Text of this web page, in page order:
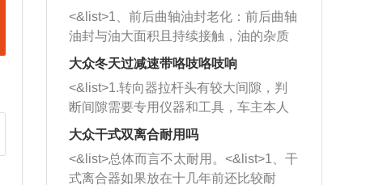
西取出来。但如果是因为积碳过多引起
的堵塞，就需要将三元催化器泡在草酸
洗剂对堵塞的情况得到解决，将清洗剂
放在燃油箱中，与燃油混合后，车辆启
动时，就可以和汽油一起进入到燃烧
室，最后形成废气排出，就可以让三元
催化器得到清洗，排气管堵塞的情况就
能够得到解决。
一圈半的练习，往右同样也要打相同的
圈数。 <&list>3、最后强调要反复练
习，这样就可以形成肌肉记忆，在真实
驾驶车辆时，不需要记忆也能打好方
向。
<&list>1、前后曲轴油封老化：前后曲轴
油封与油大面积且持续接触，油的杂质
和发动机内持续温度变化使其密封效果
逐渐减弱，导致渗油或漏油。<&list>2、
活塞间隙过大：积碳会使活塞环与缸体
的间隙扩大，导致机油流入燃烧室中，
造成烧机油。<&list>3、机油粘度。使用
机油粘度过小的话，同样会有烧机油现
象，机油粘度过小具有很好的流动性，
大众冬天过减速带咯吱咯吱响
<&list>1.转向器拉杆头有较大间隙，判
断间隙需要专用仪器和工具，车主本人
无法制作，需要将车辆送到修理厂或4s
店；<&list>2.车辆半轴套管防尘罩破
裂，破裂后会出现漏油现象，使半轴磨
大众干式双离合耐用吗
<&list>总体而言不太耐用。<&list>1、干
式离合器如果放在十几年前还比较耐